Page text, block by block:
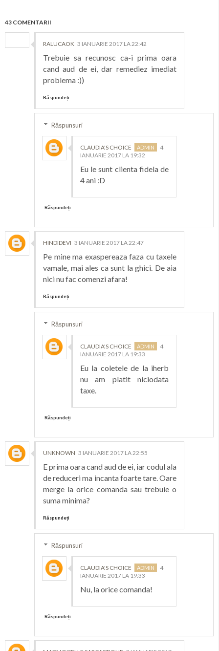
43 COMENTARII
RALUCAOK 3 IANUARIE 2017 LA 22:42
Trebuie sa recunosc ca-i prima oara
cand aud de ei, dar remediez imediat
problema :))
Răspundeți
Răspunsuri
CLAUDIA'S CHOICE
4
IANUARIE 2017 LA 19:32
Eu le sunt clienta fidela de
4 ani :D
Răspundeți
HINDIDEVI 3 IANUARIE 2017 LA 22:47
Pe mine ma exaspereaza faza cu taxele
vamale, mai ales ca sunt la ghici. De aia
nici nu fac comenzi afara!
Răspundeți
Răspunsuri
CLAUDIA'S CHOICE
4
IANUARIE 2017 LA 19:33
Eu la coletele de la iherb
nu am platit niciodata
taxe.
Răspundeți
UNKNOWN 3 IANUARIE 2017 LA 22:55
E prima oara cand aud de ei, iar codul ala
de reduceri ma incanta foarte tare. Oare
merge la orice comanda sau trebuie o
suma minima?
Răspundeți
Răspunsuri
CLAUDIA'S CHOICE
4
IANUARIE 2017 LA 19:33
Nu, la orice comanda!
Răspundeți